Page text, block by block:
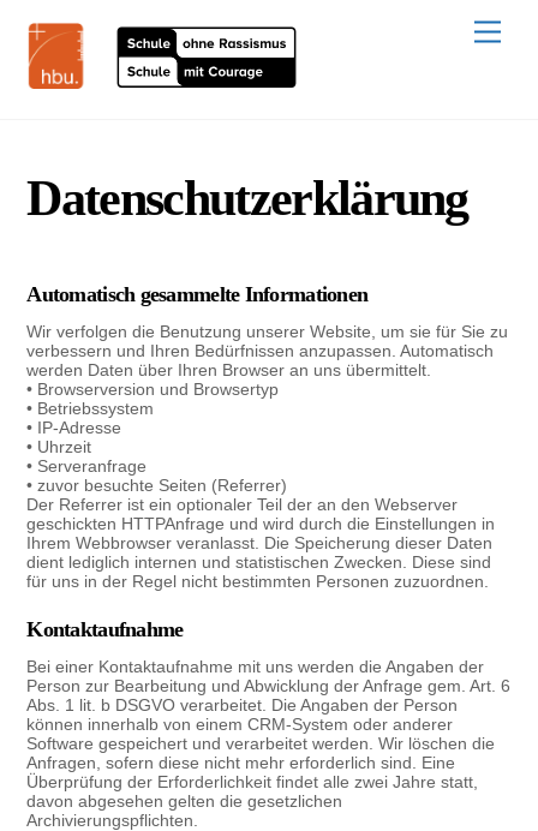
content
Datenschutzerklärung
Automatisch gesammelte Informationen
Wir verfolgen die Benutzung unserer Website, um sie für Sie zu
verbessern und Ihren Bedürfnissen anzupassen. Automatisch
werden Daten über Ihren Browser an uns übermittelt.
• Browserversion und Browsertyp
• Betriebssystem
• IP-Adresse
• Uhrzeit
• Serveranfrage
• zuvor besuchte Seiten (Referrer)
Der Referrer ist ein optionaler Teil der an den Webserver
geschickten HTTPAnfrage und wird durch die Einstellungen in
Ihrem Webbrowser veranlasst. Die Speicherung dieser Daten
dient lediglich internen und statistischen Zwecken. Diese sind
für uns in der Regel nicht bestimmten Personen zuzuordnen.
Kontaktaufnahme
Bei einer Kontaktaufnahme mit uns werden die Angaben der
Person zur Bearbeitung und Abwicklung der Anfrage gem. Art. 6
Abs. 1 lit. b DSGVO verarbeitet. Die Angaben der Person
können innerhalb von einem CRM-System oder anderer
Software gespeichert und verarbeitet werden. Wir löschen die
Anfragen, sofern diese nicht mehr erforderlich sind. Eine
Überprüfung der Erforderlichkeit findet alle zwei Jahre statt,
davon abgesehen gelten die gesetzlichen
Archivierungspflichten.